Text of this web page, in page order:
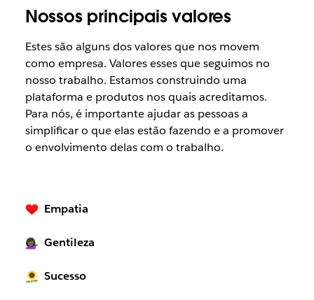
Nossos principais valores
Estes são alguns dos valores que nos movem
como empresa. Valores esses que seguimos no
nosso trabalho. Estamos construindo uma
plataforma e produtos nos quais acreditamos.
Para nós, é importante ajudar as pessoas a
simplificar o que elas estão fazendo e a promover
o envolvimento delas com o trabalho.
Empatia
Gentileza
Sucesso